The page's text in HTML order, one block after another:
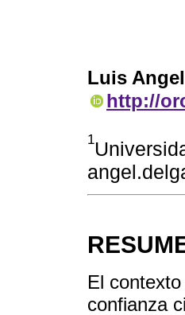
Luis
http://
1
El
confianza